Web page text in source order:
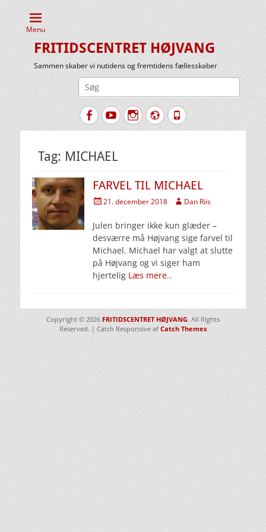
Menu
FRITIDSCENTRET HØJVANG
Sammen skaber vi nutidens og fremtidens fællesskaber
FacebookYouTubeInstagram
Website
Tlf.
Tag: MICHAEL
FARVEL TIL MICHAEL
Udgivet
21. december 2018 Forfatter
Dan Riis
Julen bringer ikke kun glæder –
desværre må Højvang sige farvel til
Michael. Michael har valgt at slutte
på Højvang og vi siger ham
hjertelig Læs mere..
Copyright © 2026 FRITIDSCENTRET HØJVANG. All Rights
Reserved. | Catch Responsive af Catch Themes